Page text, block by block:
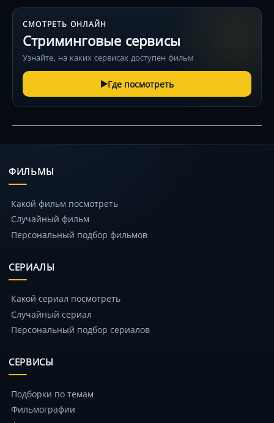
СМОТРЕТЬ ОНЛАЙН
Стриминговые сервисы
Узнайте, на каких сервисах доступен фильм
Где посмотреть
ФИЛЬМЫ
Какой фильм посмотреть
Случайный фильм
Персональный подбор фильмов
СЕРИАЛЫ
Какой сериал посмотреть
Случайный сериал
Персональный подбор сериалов
СЕРВИСЫ
Подборки по темам
Фильмографии